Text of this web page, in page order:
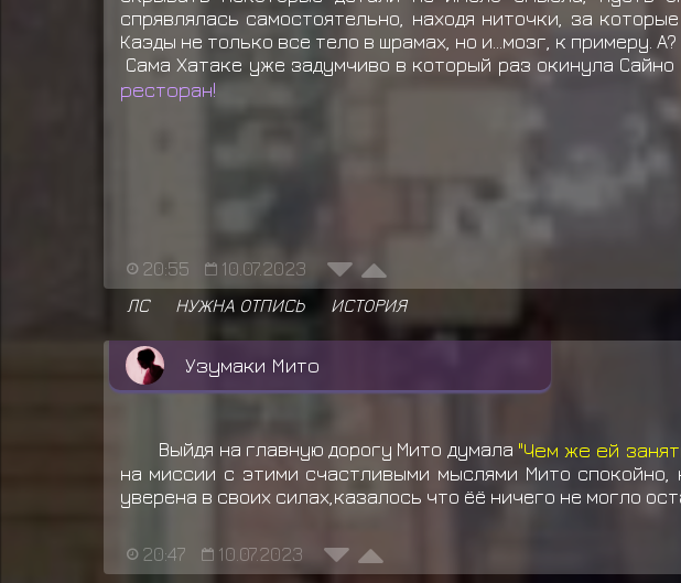
спрявлялась самостоятельно, находя ниточки, за
Каэды не только все тело в шрамах, но и...мозг, к примеру. А?
Сама Хатаке уже задумчиво в который раз окинула Сайно
ресторан!
20:55 10.07.2023
ЛС НУЖНА ОТПИСЬ ИСТОРИЯ
Узумаки Мито
Выйдя на главную дорогу Мито думала "Чем же ей
на миссии с этими счастливыми мыслями Мито
уверена в своих силах,казалось что ёё ничего не могло
20:47 10.07.2023